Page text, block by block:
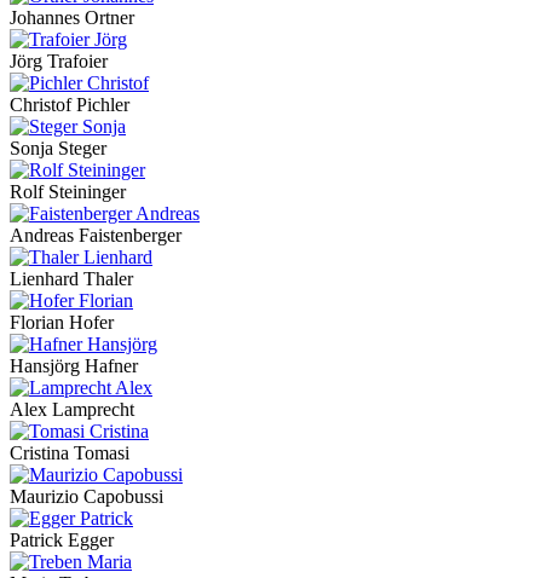
Johannes Ortner
Jörg Trafoier
Christof Pichler
Sonja Steger
Rolf Steininger
Andreas Faistenberger
Lienhard Thaler
Florian Hofer
Hansjörg Hafner
Alex Lamprecht
Cristina Tomasi
Maurizio Capobussi
Patrick Egger